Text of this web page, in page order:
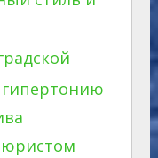
юристом